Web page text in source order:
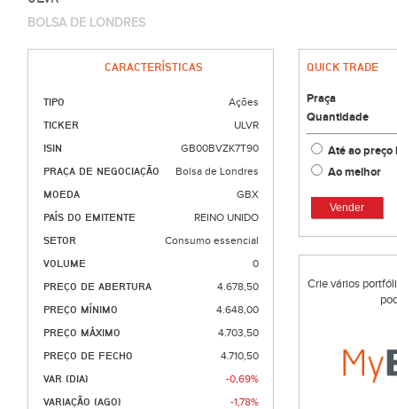
BOLSA DE LONDRES
CARACTERÍSTICAS
TIPO Ações
TICKER ULVR
ISIN GB00BVZK7T90
PRAÇA DE NEGOCIAÇÃO Bolsa de Londres
MOEDA GBX
PAÍS DO EMITENTE REINO UNIDO
SETOR Consumo essencial
VOLUME 0
PREÇO DE ABERTURA 4.678,50
PREÇO MÍNIMO 4.648,00
PREÇO MÁXIMO 4.703,50
PREÇO DE FECHO 4.710,50
VAR (DIA) -0,69%
VARIAÇÃO (AGO) -1,78%
QUICK TRADE
Praça
Quantidade
Até ao
Ao melhor
Vender
Crie vários